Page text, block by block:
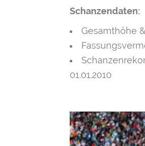
Schanzendaten:
Gesamthöhe
01.01.2010